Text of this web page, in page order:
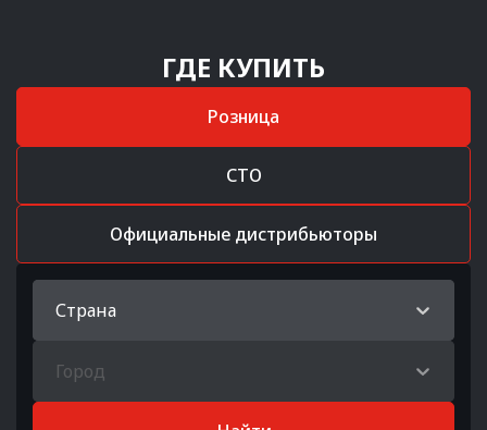
ГДЕ КУПИТЬ
Розница
СТО
Официальные дистрибьюторы
Страна
Город